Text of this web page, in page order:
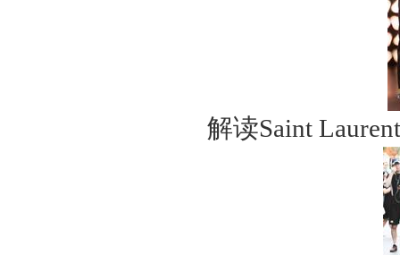
解读Saint